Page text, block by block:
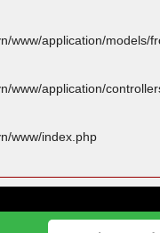
www/application/models/
www/application/
www/index.php